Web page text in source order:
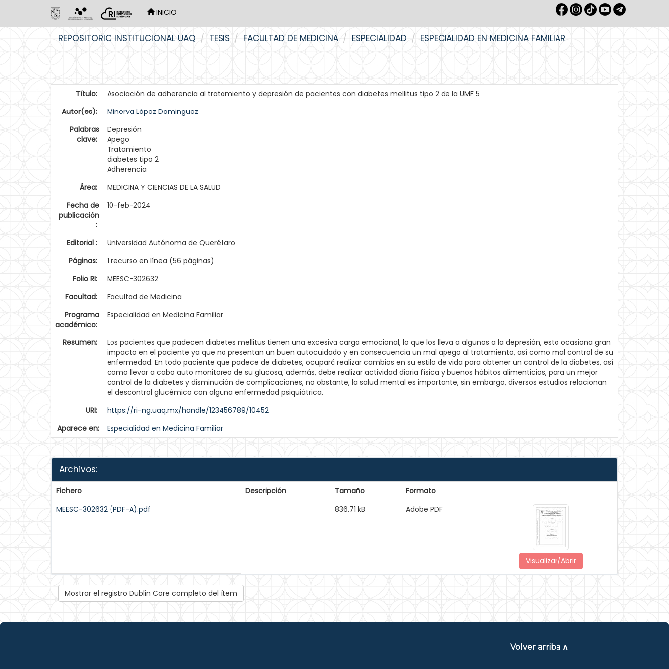
INICIO
REPOSITORIO INSTITUCIONAL UAQ TESIS FACULTAD DE MEDICINA ESPECIALIDAD ESPECIALIDAD EN MEDICINA FAMILIAR
Título:
Asociación de adherencia al tratamiento y depresión de pacientes con diabetes mellitus tipo 2 de la UMF 5
Autor(es):
Minerva López Dominguez
Palabras
clave:
Depresión
Apego
Tratamiento
diabetes tipo 2
Adherencia
Área:
MEDICINA Y CIENCIAS DE LA SALUD
Fecha de
publicación
:
10-feb-2024
Editorial :
Universidad Autónoma de Querétaro
Páginas:
1 recurso en línea (56 páginas)
Folio RI:
MEESC-302632
Facultad:
Facultad de Medicina
Programa
académico:
Especialidad en Medicina Familiar
Resumen:
Los pacientes que padecen diabetes mellitus tienen una excesiva carga emocional, lo que los lleva a algunos a la depresión, esto ocasiona gran
impacto en el paciente ya que no presentan un buen autocuidado y en consecuencia un mal apego al tratamiento, así como mal control de su
enfermedad. En todo paciente que padece de diabetes, ocupará realizar cambios en su estilo de vida para obtener un control de la diabetes, así
como llevar a cabo auto monitoreo de su glucosa, además, debe realizar actividad diaria física y buenos hábitos alimenticios, para un mejor
control de la diabetes y disminución de complicaciones, no obstante, la salud mental es importante, sin embargo, diversos estudios relacionan
el descontrol glucémico con alguna enfermedad psiquiátrica.
URI:
https://ri-ng.uaq.mx/handle/123456789/10452
Aparece en:
Especialidad en Medicina Familiar
Archivos:
Fichero Descripción Tamaño
Formato
MEESC-302632 (PDF-A).pdf
836.71 kB Adobe PDF
Visualizar/Abrir
Mostrar el registro Dublin Core completo del ítem
Volver arriba ∧